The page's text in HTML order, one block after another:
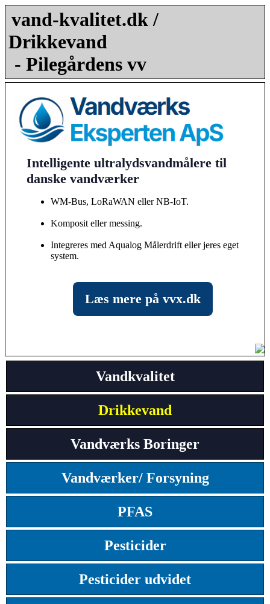
vand-kvalitet.dk /
Drikkevand
- Pilegårdens vv
Intelligente ultralydsvandmålere til
danske vandværker
WM-Bus, LoRaWAN eller NB-IoT.
Komposit eller messing.
Integreres med Aqualog Målerdrift eller jeres eget
system.
Læs mere på vvx.dk
Vandkvalitet
Drikkevand
Vandværks Boringer
Vandværker/ Forsyning
PFAS
Pesticider
Pesticider udvidet